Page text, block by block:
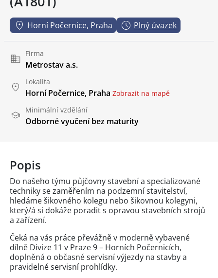
Horní Počernice, Praha Plný úvazek
Firma
Metrostav a.s.
Lokalita
Horní Počernice, Praha Zobrazit na mapě
Minimální vzdělání
Odborné vyučení bez maturity
Popis
Do našeho týmu půjčovny stavební a specializované
techniky se zaměřením na podzemní stavitelství,
hledáme šikovného kolegu nebo šikovnou kolegyni,
který/á si dokáže poradit s opravou stavebních strojů
a zařízení.
Čeká na vás práce převážně v moderně vybavené
dílně Divize 11 v Praze 9 – Horních Počernicích,
doplněná o občasné servisní výjezdy na stavby a
pravidelné servisní prohlídky.